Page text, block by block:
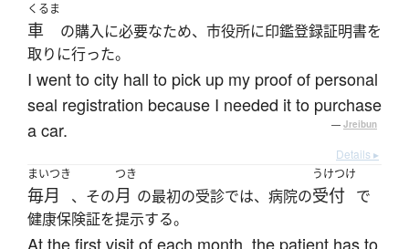
くるま
車
の購入に必要なため、市役所に印鑑登録証明書を
取りに行った。
I went to city hall to pick up my proof of personal
seal registration because I needed it to purchase
a car.
— Jreibun
Details ▸
まいつき
毎月 、その
つき
月 の最初の受診では、病院の
うけつけ
受付 で
健康保険証を提示する。
At the first visit of each month, the patient has to